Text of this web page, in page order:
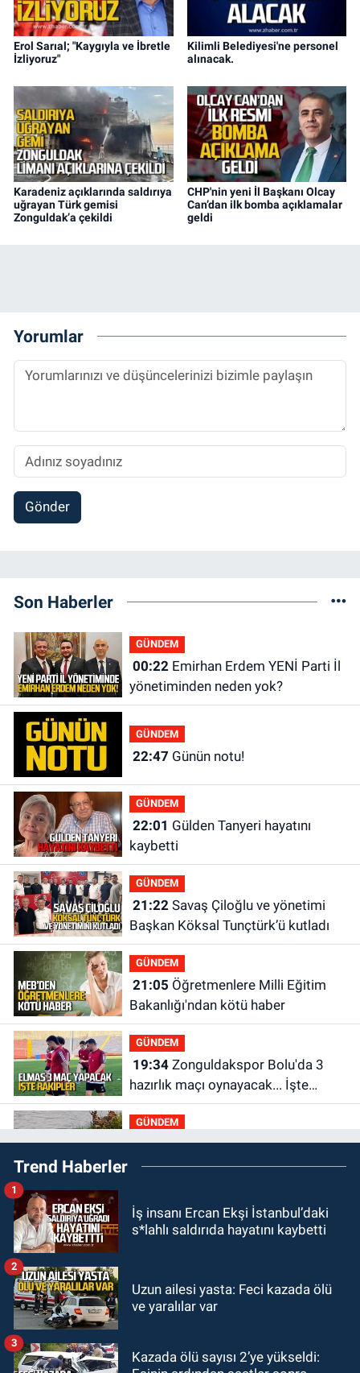
Erol Sarıal; "Kaygıyla ve İbretle
İzliyoruz"
Kilimli Belediyesi'ne personel
alınacak.
Karadeniz açıklarında saldırıya
uğrayan Türk gemisi
Zonguldak’a çekildi
CHP'nin yeni İl Başkanı Olcay
Can’dan ilk bomba açıklamalar
geldi
Yorumlar
Gönder
Son Haberler
GÜNDEM
00:22Emirhan Erdem YENİ Parti İl
yönetiminden neden yok?
GÜNDEM
22:47 Günün notu!
GÜNDEM
22:01
kaybetti
GÜNDEM
21:22Savaş Çiloğlu ve yönetimi
Başkan Köksal Tunçtürk’ü kutladı
GÜNDEM
21:05
Bakanlığı'ndan kötü haber
GÜNDEM
19:34Zonguldakspor Bolu'da 3
hazırlık maçı oynayacak... İşte
rakipler...
GÜNDEM
19:27Çaycuma ırmağında görüldü:
Görenler şaşkınlık yaşadı
19:12TMO kabuklu fındık alım
18:52Zonguldak'ta pitbul köpek
GÜNDEM
Trend Haberler
İş insanı Ercan Ekşi İstanbul’daki
s*lahlı saldırıda hayatını kaybetti
1
Uzun ailesi yasta: Feci kazada ölü
ve yaralılar var
2
Kazada ölü sayısı 2’ye yükseldi:
3